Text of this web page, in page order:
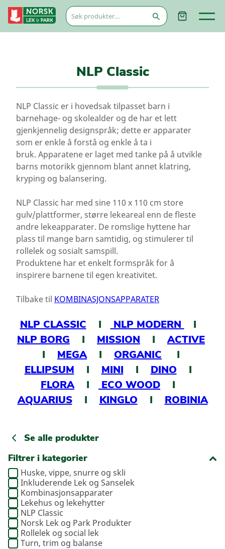
Søk
etter:
NLP Classic
NLP Classic er i hovedsak tilpasset barn i
barnehage- og skolealder og de har et lett
gjenkjennelig designspråk; dette er apparater
som er enkle å forstå og enkle å ta i
bruk. Apparatene er laget med tanke på å utvikle
barns motorikk gjennom blant annet klatring,
kryping og balansering.
NLP Classic har med sine 110 x 110 cm store
gulv/plattformer, større lekeareal enn de fleste
andre lekeapparater. De romslige hyttene har
plass til mange barn samtidig, og stimulerer til
rollelek og sosialt samspill.
Produktene har et enkelt formspråk for å
inspirere barnene til egen kreativitet.
Tilbake til KOMBINASJONSAPPARATER
NLP CLASSIC I NLP MODERN
I
NLP BORG I MISSION IACTIVE
I MEGAI ORGANIC I
ELLIPSUM I MINI I DINO I
FLORAI ECO WOOD I
AQUARIUSI KINGLO I ROBINIA
Se alle produkter
Filtrer i kategorier
Huske, vippe, snurre og skli
Inkluderende Lek og Sanselek
Kombinasjonsapparater
Lekehus og lekehytter
NLP Classic
Norsk Lek og Park Produkter
Rollelek og social lek
Turn, trim og balanse